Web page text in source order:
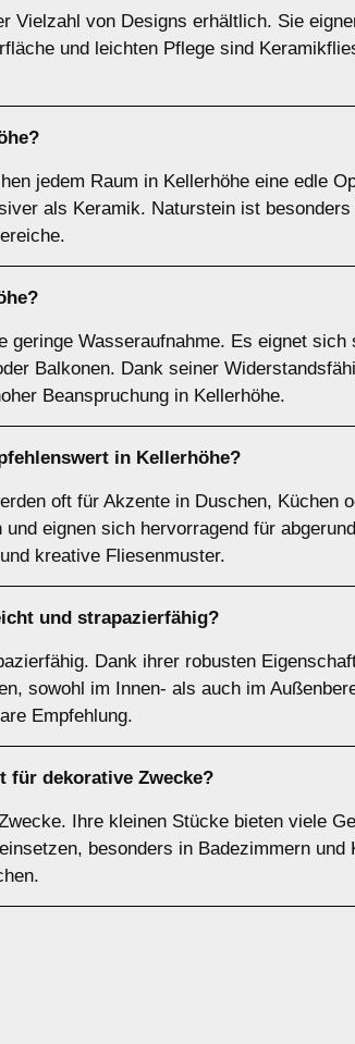
Vielzahl von Designs erhältlich. Sie
und leichten Pflege sind
jedem Raum in Kellerhöhe eine edle
als Keramik. Naturstein ist
Wasseraufnahme. Es eignet sich
Balkonen. Dank seiner
Beanspruchung in Kellerhöhe.
in Kellerhöhe?
oft für Akzente in Duschen, Küchen
eignen sich hervorragend für
kreative Fliesenmuster.
und strapazierfähig?
Dank ihrer robusten
sowohl im Innen- als auch im
Empfehlung.
für dekorative Zwecke?
Ihre kleinen Stücke bieten viele
besonders in Badezimmern und